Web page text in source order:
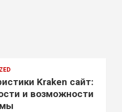
Kraken сайт:
и возможности